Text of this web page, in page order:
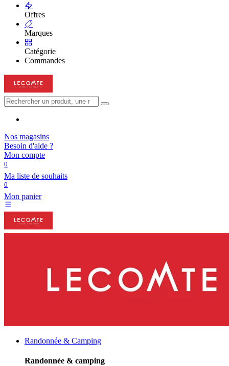
Offres
Marques
Catégorie
Commandes
Nos magasins
Besoin d'aide ?
Mon compte
0
Ma liste de souhaits
0
Mon panier
Randonnée & Camping
Randonnée & camping